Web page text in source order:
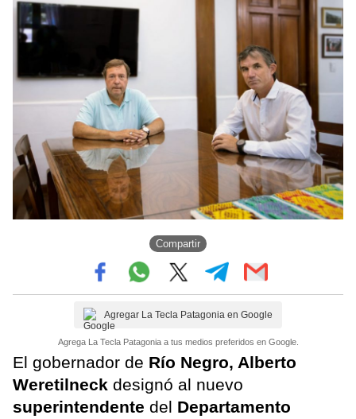
Compartir
Agregar La Tecla Patagonia en Google
Agrega La Tecla Patagonia a tus medios preferidos en Google.
El gobernador de Río Negro, Alberto
Weretilneck designó al nuevo
superintendente del Departamento